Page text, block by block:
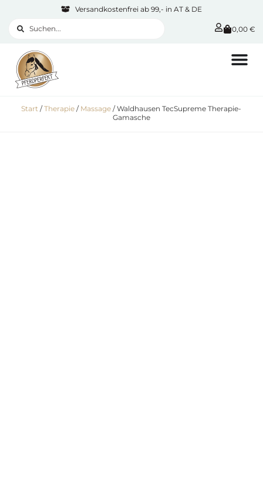
Versandkostenfrei ab 99,- in AT & DE
0,00 €
Start /Therapie / Massage / Waldhausen TecSupreme Therapie-
Gamasche